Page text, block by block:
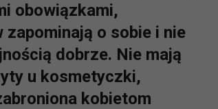
obowiązkami,
zapominają o sobie i nie
dobrze. Nie mają
u kosmetyczki,
kobietom